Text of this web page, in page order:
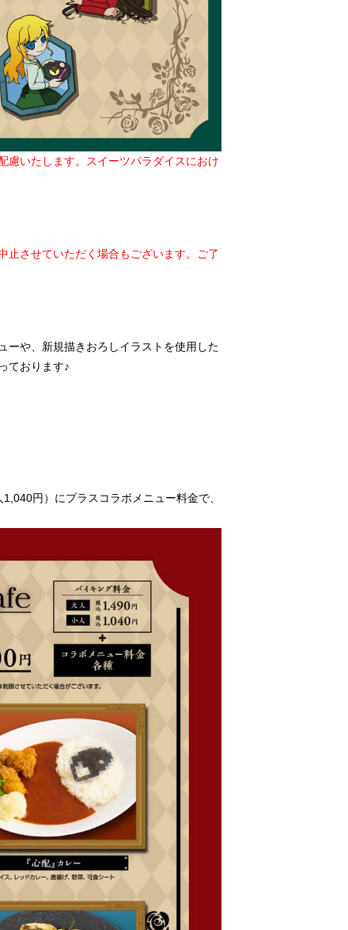
いたします。スイーツパラダイスにおけ
させていただく場合もございます。ご了
ーや、新規描きおろしイラストを使用した
ております♪
円）にプラスコラボメニュー料金で、